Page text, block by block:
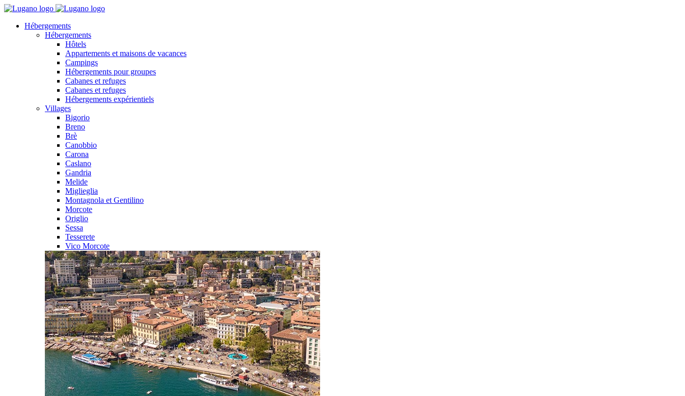
Hébergements
Hébergements
Hôtels
Appartements et maisons de vacances
Campings
Hébergements pour groupes
Cabanes et refuges
Cabanes et refuges
Hébergements expérientiels
Villages
Bigorio
Breno
Brè
Canobbio
Carona
Caslano
Gandria
Melide
Miglieglia
Montagnola et Gentilino
Morcote
Origlio
Sessa
Tesserete
Vico Morcote